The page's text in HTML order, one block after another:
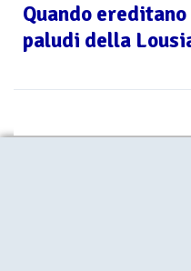
Quando
paludi della